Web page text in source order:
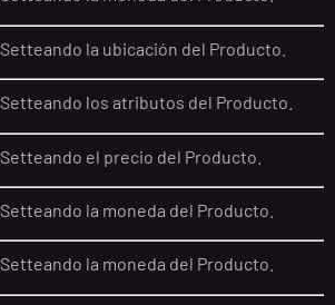
Setteando la ubicación del Producto.
Setteando los atributos del Producto.
Setteando el precio del Producto.
Setteando la moneda del Producto.
Setteando la moneda del Producto.